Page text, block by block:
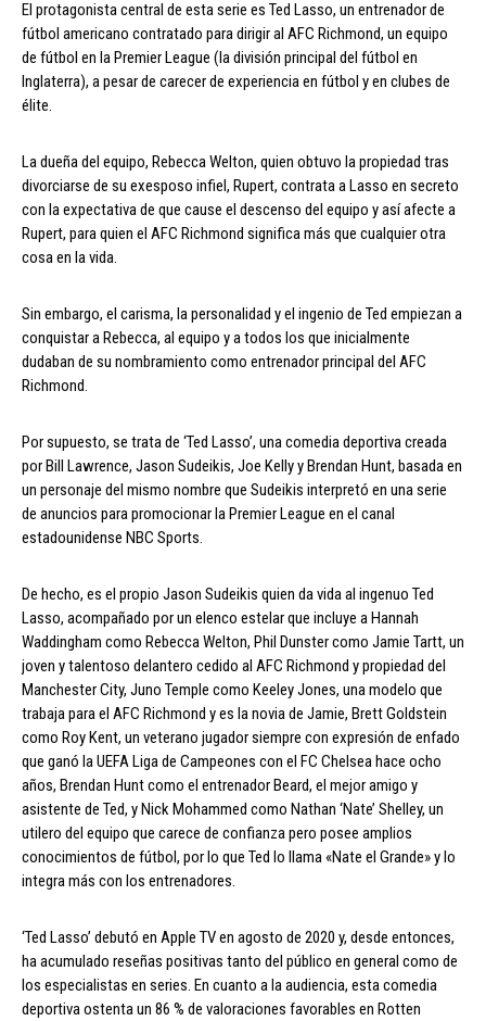
El protagonista central de esta serie es Ted Lasso, un entrenador de
fútbol americano contratado para dirigir al AFC Richmond, un equipo
de fútbol en la Premier League (la división principal del fútbol en
Inglaterra), a pesar de carecer de experiencia en fútbol y en clubes de
élite.
La dueña del equipo, Rebecca Welton, quien obtuvo la propiedad tras
divorciarse de su exesposo infiel, Rupert, contrata a Lasso en secreto
con la expectativa de que cause el descenso del equipo y así afecte a
Rupert, para quien el AFC Richmond significa más que cualquier otra
cosa en la vida.
Sin embargo, el carisma, la personalidad y el ingenio de Ted empiezan a
conquistar a Rebecca, al equipo y a todos los que inicialmente
dudaban de su nombramiento como entrenador principal del AFC
Richmond.
Por supuesto, se trata de ‘Ted Lasso’, una comedia deportiva creada
por Bill Lawrence, Jason Sudeikis, Joe Kelly y Brendan Hunt, basada en
un personaje del mismo nombre que Sudeikis interpretó en una serie
de anuncios para promocionar la Premier League en el canal
estadounidense NBC Sports.
De hecho, es el propio Jason Sudeikis quien da vida al ingenuo Ted
Lasso, acompañado por un elenco estelar que incluye a Hannah
Waddingham como Rebecca Welton, Phil Dunster como Jamie Tartt, un
joven y talentoso delantero cedido al AFC Richmond y propiedad del
Manchester City, Juno Temple como Keeley Jones, una modelo que
trabaja para el AFC Richmond y es la novia de Jamie, Brett Goldstein
como Roy Kent, un veterano jugador siempre con expresión de enfado
que ganó la UEFA Liga de Campeones con el FC Chelsea hace ocho
años, Brendan Hunt como el entrenador Beard, el mejor amigo y
asistente de Ted, y Nick Mohammed como Nathan ‘Nate’ Shelley, un
utilero del equipo que carece de confianza pero posee amplios
conocimientos de fútbol, por lo que Ted lo llama «Nate el Grande» y lo
integra más con los entrenadores.
‘Ted Lasso’ debutó en Apple TV en agosto de 2020 y, desde entonces,
ha acumulado reseñas positivas tanto del público en general como de
los especialistas en series. En cuanto a la audiencia, esta comedia
deportiva ostenta un 86 % de valoraciones favorables en Rotten